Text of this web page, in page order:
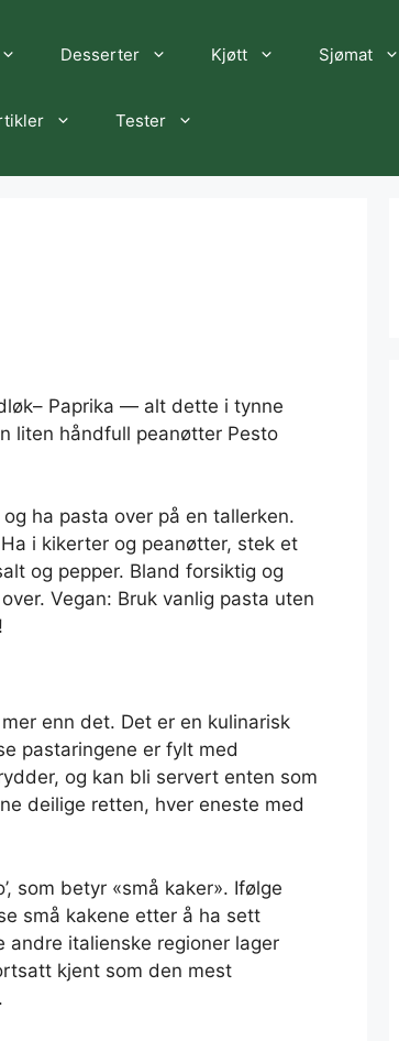
Desserter Kjøtt Sjømat
Tester
Paprika — alt dette i tynne
liten håndfull peanøtter Pesto
ha pasta over på en tallerken.
i kikerter og peanøtter, stek et
og pepper. Bland forsiktig og
Vegan: Bruk vanlig pasta uten
enn det. Det er en kulinarisk
pastaringene er fylt med
og kan bli servert enten som
deilige retten, hver eneste med
som betyr «små kaker». Ifølge
små kakene etter å ha sett
andre italienske regioner lager
kjent som den mest